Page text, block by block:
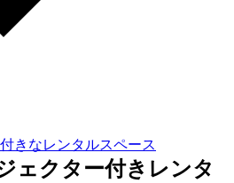
きなレンタルスペース
ェクター付きレンタ